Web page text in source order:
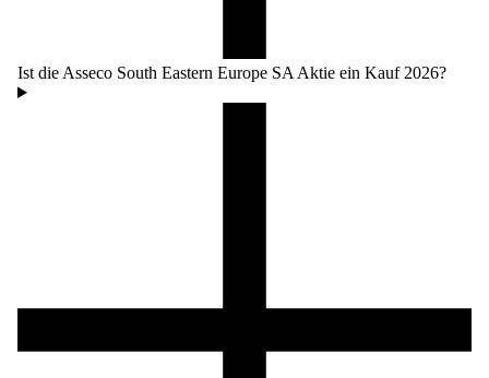
Ist die Asseco South Eastern Europe SA Aktie ein Kauf 2026?